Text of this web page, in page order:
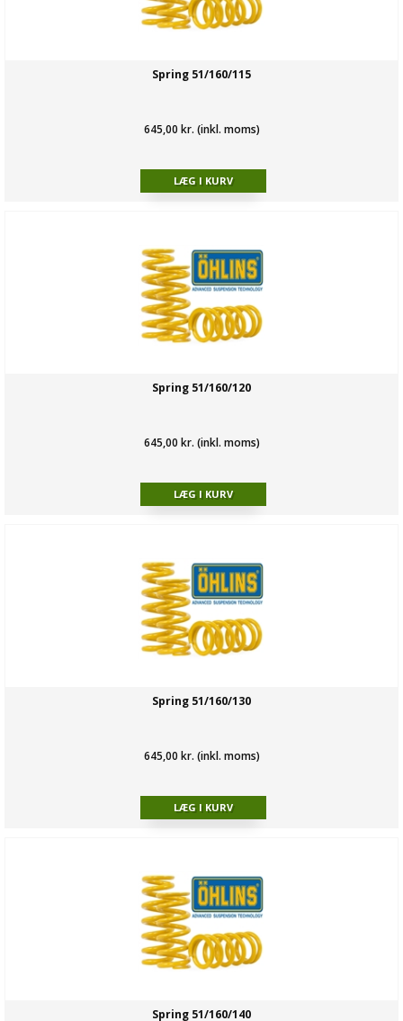
Spring 51/160/115
645,00 kr. (inkl. moms)
Spring 51/160/120
645,00 kr. (inkl. moms)
Spring 51/160/130
645,00 kr. (inkl. moms)
Spring 51/160/140